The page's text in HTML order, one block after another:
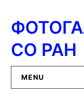
содержимому
СО РАН
MENU